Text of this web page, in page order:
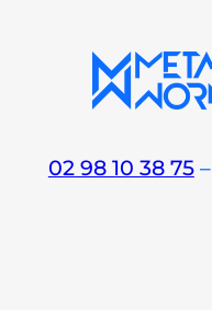
contenu
02 98 10 38 75–